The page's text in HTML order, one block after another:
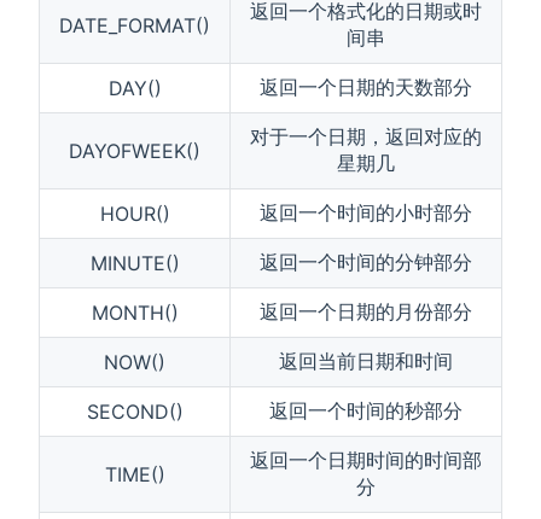
DATE_FORMAT()
返回一个格式化的日期或时
间串
DAY() 返回一个日期的天数部分
DAYOFWEEK()
对于一个日期，返回对应的
星期几
HOUR() 返回一个时间的小时部分
MINUTE() 返回一个时间的分钟部分
MONTH() 返回一个日期的月份部分
NOW() 返回当前日期和时间
SECOND() 返回一个时间的秒部分
TIME()
返回一个日期时间的时间部
分